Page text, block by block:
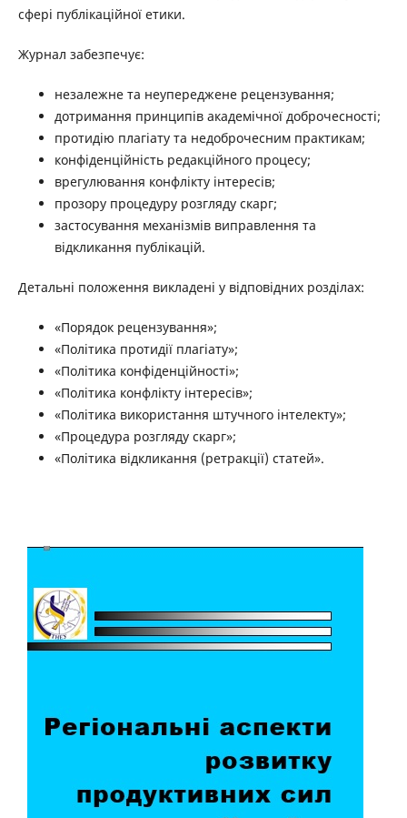
сфері публікаційної етики.
Журнал забезпечує:
незалежне та неупереджене рецензування;
дотримання принципів академічної доброчесності;
протидію плагіату та недоброчесним практикам;
конфіденційність редакційного процесу;
врегулювання конфлікту інтересів;
прозору процедуру розгляду скарг;
застосування механізмів виправлення та
відкликання публікацій.
Детальні положення викладені у відповідних розділах:
«Порядок рецензування»;
«Політика протидії плагіату»;
«Політика конфіденційності»;
«Політика конфлікту інтересів»;
«Політика використання штучного інтелекту»;
«Процедура розгляду скарг»;
«Політика відкликання (ретракції) статей».